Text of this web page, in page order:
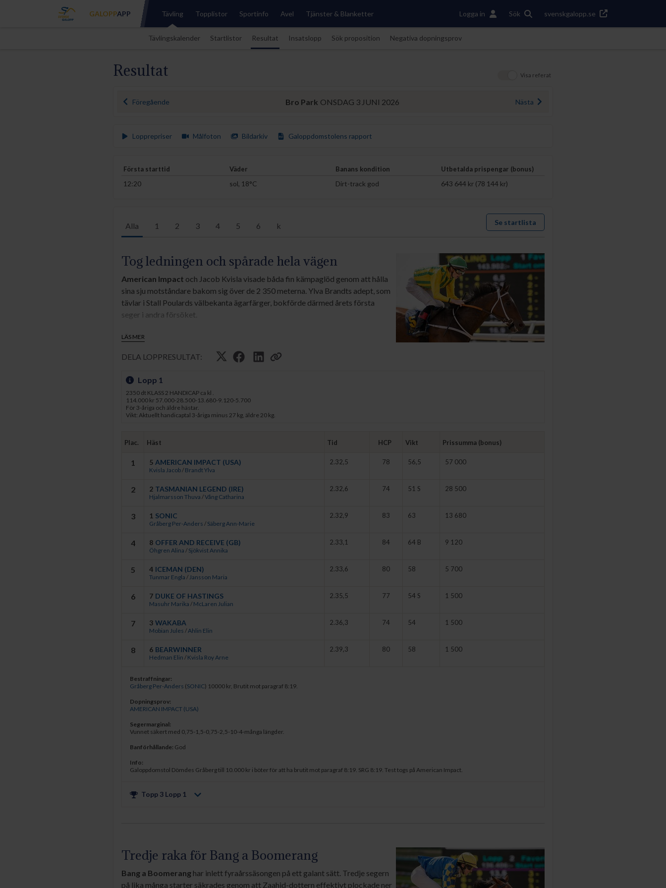
GALOPPAPP Tävling Topplistor Sportinfo Avel Tjänster & Blanketter Logga in Sök svenskgalopp.se
Tävlingskalender Startlistor Resultat Insatslopp Sök proposition Negativa dopningsprov
Resultat Visa referat
Föregående Bro Park ONSDAG 3 JUNI 2026 Nästa
Lopprepriser Målfoton Bildarkiv Galoppdomstolens rapport
Första starttid Väder Banans kondition Utbetalda prispengar (bonus)
12:20 sol, 18°C Dirt-track god 643 644 kr (78 144 kr)
Se startlista
Alla 1 2 3 4 5 6 k
Tog ledningen och spårade hela vägen
American Impact och Jacob Kvisla visade båda fin kämpaglöd genom att hålla
sina sju motståndare bakom sig över de 2 350 meterna. Ylva Brandts adept, som
tävlar i Stall Poulards välbekanta ägarfärger, bokförde därmed årets första
seger i andra försöket.
USA-importen tog resolut hand om ledningen i ingången till första sväng. Någon
Distorted Humor-avkomman fick sedan själv bestämma tempot efter eget
Genom slutsvängen och in på upploppsrakan var det främst Tasmanian Legend
som försökte ge ledaren en match. Men American Impact hade hela tiden mer
att ge och försvarade tappert spetspositionen in över mållinjen.
och behövde säkert det loppet. Den här hästen kan mycket när han är på rätt
humör, sade Ylva Brandt, vars stall fått en bra start på säsongen.
LÄS MER
DELA LOPPRESULTAT:
Lopp 1
2350 dt KLASS 2 HANDICAP ca kl .
114.000 kr 57.000-28.500-13.680-9.120-5.700
För 3-åriga och äldre hästar.
Vikt: Aktuellt handicaptal 3-åriga minus 27 kg, äldre 20 kg.
Plac. Häst Tid HCP Vikt Prissumma (bonus)
1 5 AMERICAN IMPACT (USA)
Kvisla Jacob/ Brandt Ylva
2.32,5 78 56,5 57 000
2 2 TASMANIAN LEGEND (IRE)
Hjalmarsson Thuva /Vång Catharina
2.32,6 74 51 S 28 500
3 1 SONIC
Gråberg Per-Anders / Säberg Ann-Marie
2.32,9 83 63 13 680
4 8 OFFER AND RECEIVE (GB)
Öhgren Alina / Sjökvist Annika
2.33,1 84 64 B 9 120
5 4 ICEMAN (DEN)
Tunmar Engla /Jansson Maria
2.33,6 80 58 5 700
6 7 DUKE OF HASTINGS
Masuhr Marika / McLaren Julian
2.35,5 77 54 S 1 500
7 3 WAKABA
Mobian Jules /Ahlin Elin
2.36,3 74 54 1 500
8 6 BEARWINNER
Hedman Elin / Kvisla Roy Arne
2.39,3 80 58 1 500
Bestraffningar:
Gråberg Per-Anders (SONIC) 10000 kr, Brutit mot paragraf 8:19.
Dopningsprov:
AMERICAN IMPACT (USA)
Segermarginal:
Vunnet säkert med 0,75-1,5-0,75-2,5-10-4-många längder.
Banförhållande: God
Info:
Galoppdomstol Dömdes Gråberg till 10.000 kr i böter för att ha brutit mot paragraf 8:19. SRG 8:19. Test togs på American Impact.
Topp 3 Lopp 1
Tredje raka för Bang a Boomerang
Bang a Boomerang har inlett fyraårssäsongen på ett galant sätt. Tredje segern
på lika många starter säkrades genom att Zaahid-dottern effektivt plockade ner